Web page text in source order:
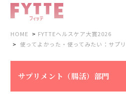
HOME
FYTTEヘルスケア大賞2026
使ってよかった・使ってみたい：サプ
サプリメント（腸活）部門